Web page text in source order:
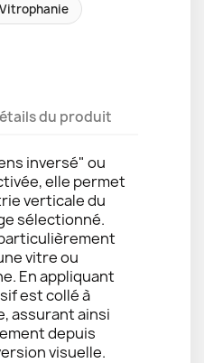
du produit
inversé" ou
elle permet
verticale du
sélectionné.
vitre ou
En appliquant
est collé à
assurant ainsi
depuis
visuelle.